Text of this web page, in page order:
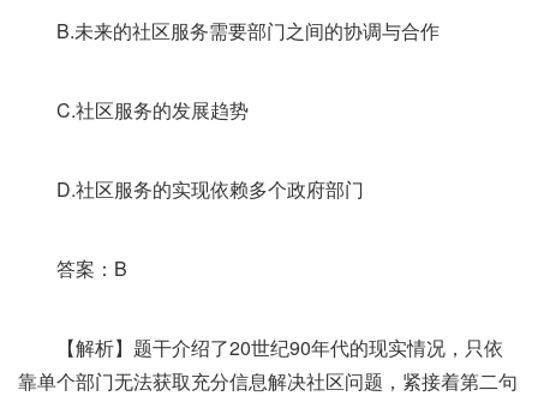
B.未来的社区服务需要部门之间的协调与合作
C.社区服务的发展趋势
D.社区服务的实现依赖多个政府部门
答案：B
【解析】题干介绍了20世纪90年代的现实情况，只依
靠单个部门无法获取充分信息解决社区问题，紧接着第二句